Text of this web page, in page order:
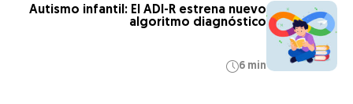
Autismo infantil: El ADI-R estrena nuevo
algoritmo diagnóstico
6 min